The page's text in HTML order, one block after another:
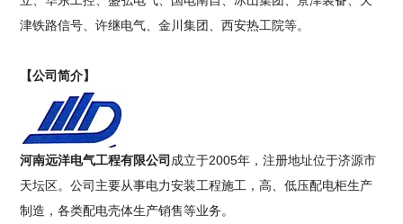
津铁路信号、许继电气、金川集团、西安热工院等。
【公司简介】
河南远洋电气工程有限公司 成立于2005年，注册地址位于济源市
天坛区。公司主要从事电力安装工程施工，高、低压配电柜生产
制造，各类配电壳体生产销售等业务。